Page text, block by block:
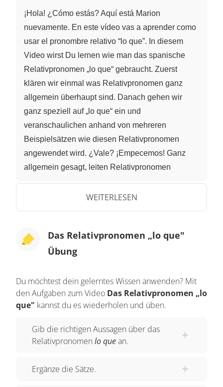
¡Hola! ¿Cómo estás? Aquí está Marion
nuevamente. En este vídeo vas a aprender como
usar el pronombre relativo “lo que”. In diesem
Video wirst Du lernen wie man das spanische
Relativpronomen „lo que“ gebraucht. Zuerst
klären wir einmal was Relativpronomen ganz
allgemein überhaupt sind. Danach gehen wir
ganz speziell auf „lo que“ ein und
veranschaulichen anhand von mehreren
Beispielsätzen wie diesen Relativpronomen
angewendet wird. ¿Vale? ¡Empecemos! Ganz
allgemein gesagt, leiten Relativpronomen
Relativpronomen auf unmittelbar vorausgehende
Substantive. Hier ein Beispielsatz dafür: El
Wörterbuch, dass ich habe, ist sehr klein. Das
Relativpronomen ist in diesem Satz, „que“. Es
sich auf das unmittelbar davor stehende
Substantiv, „diccionario“. Aber kommen wir nun
zu dem Relativpronomen „lo que“. Es leitet
Relativpronomen „que“, einen Relativsatz ein.
Allerdings bezieht es sich, im Gegensatz zu
Substantiv, sonder auf einen ganzen Satz,
WEITERLESEN
Das Relativpronomen „lo que"
Übung
Du möchtest dein gelerntes Wissen anwenden? Mit
den Aufgaben zum Video Das Relativpronomen „lo
que" kannst du es wiederholen und üben.
Gib die richtigen Aussagen über das
Relativpronomen lo quean.
Ergänze die Sätze.